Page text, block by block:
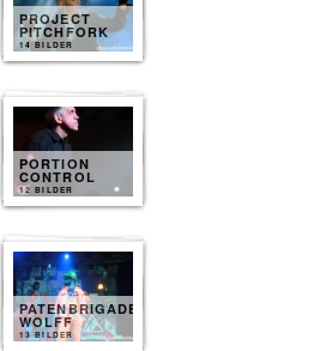
PROJECT
PITCHFORK
14 BILDER
PORTION
CONTROL
12 BILDER
PATENBRIGADE
WOLFF
13 BILDER